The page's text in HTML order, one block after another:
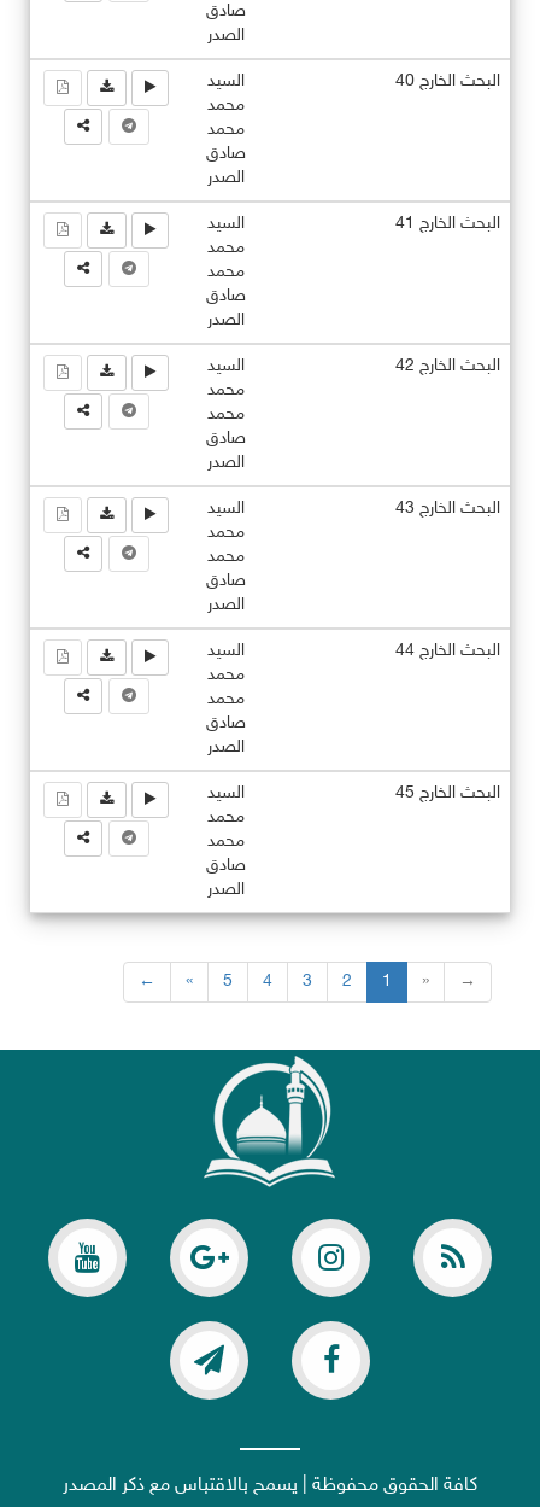
صادق
الصدر
البحث الخارج 40
السيد
محمد
محمد
صادق
الصدر
البحث الخارج 41
السيد
محمد
محمد
صادق
الصدر
البحث الخارج 42
السيد
محمد
محمد
صادق
الصدر
البحث الخارج 43
السيد
محمد
محمد
صادق
الصدر
البحث الخارج 44
السيد
محمد
محمد
صادق
الصدر
البحث الخارج 45
السيد
محمد
محمد
صادق
الصدر
→
»
1
2
3
4
5
«
←
كافة الحقوق محفوظة | يسمح بالاقتباس مع ذكر المصدر